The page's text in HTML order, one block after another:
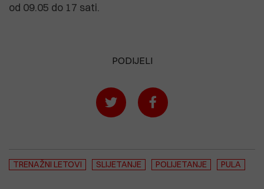
od 09.05 do 17 sati.
PODIJELI
TRENAŽNI LETOVI SLIJETANJE POLIJETANJE PULA